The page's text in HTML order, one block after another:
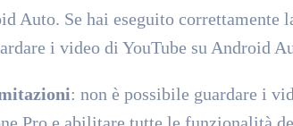
Auto. Se hai eseguito correttamente
i video di YouTube su Android
: non è possibile guardare i
Pro e abilitare tutte le funzionalità